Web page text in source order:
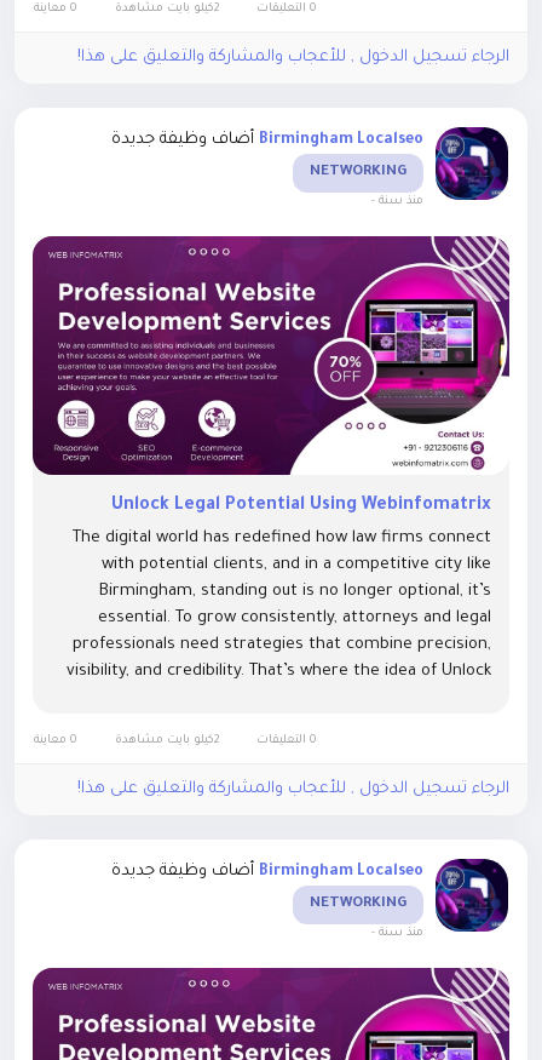
0 التعليقات 0 معاينة
الرجاء تسجيل الدخول , للأعجاب والمشاركة والتعليق على هذا!
Birmingham Localseo أضاف وظيفة جديدة
NETWORKING
منذ سنة -
Unlock Legal Potential Using Webinfomatrix
The digital world has redefined how law firms connect
with potential clients, and in a competitive city like
Birmingham, standing out is no longer optional, it’s
essential. To grow consistently, attorneys and legal
professionals need strategies that combine precision,
visibility, and credibility. That’s where the idea of Unlock
0 التعليقات 0 معاينة
الرجاء تسجيل الدخول , للأعجاب والمشاركة والتعليق على هذا!
Birmingham Localseo أضاف وظيفة جديدة
NETWORKING
منذ سنة -